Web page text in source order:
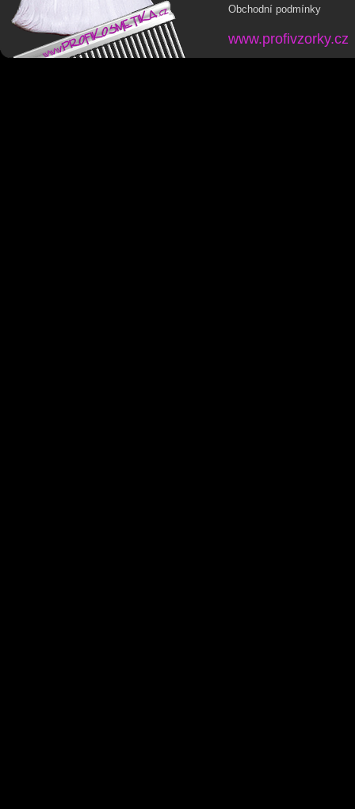
Obchodní podmínky
www.profivzorky.cz